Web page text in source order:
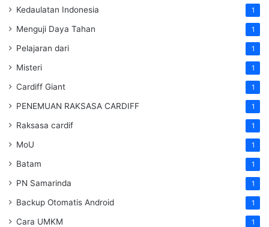
Kedaulatan Indonesia 1
Menguji Daya Tahan 1
Pelajaran dari 1
Misteri 1
Cardiff Giant 1
PENEMUAN RAKSASA CARDIFF 1
Raksasa cardif 1
MoU 1
Batam 1
PN Samarinda 1
Backup Otomatis Android 1
Cara UMKM 1